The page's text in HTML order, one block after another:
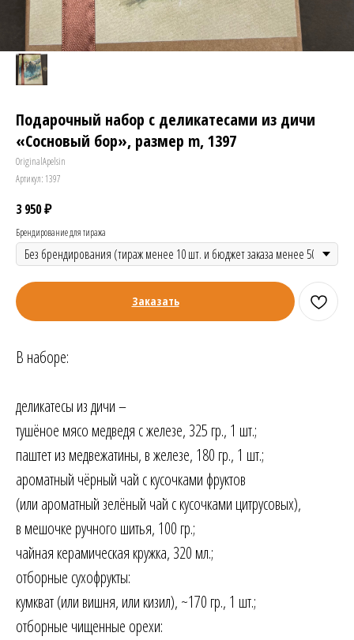
Подарочный набор с деликатесами из дичи
«Сосновый бор», размер m, 1397
OriginalApelsin
Артикул: 1397
3 950₽
Брендирование для тиража
Заказать
В наборе:
деликатесы из дичи –
тушёное мясо медведя с железе, 325 гр., 1 шт.;
паштет из медвежатины, в железе, 180 гр., 1 шт.;
ароматный чёрный чай с кусочками фруктов
(или ароматный зелёный чай с кусочками цитрусовых),
в мешочке ручного шитья, 100 гр.;
чайная керамическая кружка, 320 мл.;
отборные сухофрукты:
кумкват (или вишня, или кизил), ~170 гр., 1 шт.;
отборные чищенные орехи: